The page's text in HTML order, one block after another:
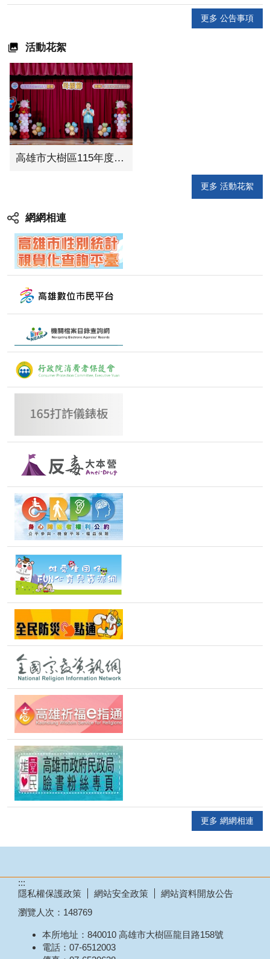
更多 公告事項
活動花絮
高雄市大樹區115年度慶祝母親節表揚暨宣導珍惜水資源活動
更多 活動花絮
網網相連
更多 網網相連
:::
隱私權保護政策
網站安全政策
網站資料開放公告
瀏覽人次： 148769
本所地址：840010 高雄市大樹區龍目路158號
電話：07-6512003